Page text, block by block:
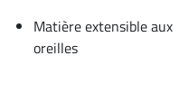
Matière extensible aux
oreilles